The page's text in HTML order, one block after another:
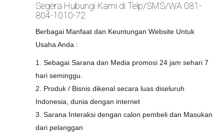
Segera Hubungi Kami di Telp/SMS/WA 081-
804-1010-72
Berbagai Manfaat dan Keuntungan Website Untuk
Usaha Anda :
1. Sebagai Sarana dan Media promosi 24 jam sehari 7
hari seminggu.
2. Produk / Bisnis dikenal secara luas diseluruh
Indonesia, dunia dengan internet
3. Sarana Interaksi dengan calon pembeli dan Masukan
dari pelanggan